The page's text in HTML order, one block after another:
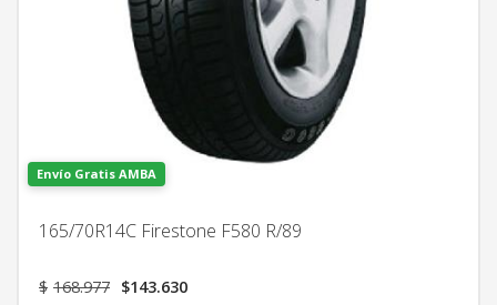
Envío Gratis AMBA
165/70R14C Firestone F580 R/89
$ 168.977 El
$143.630El